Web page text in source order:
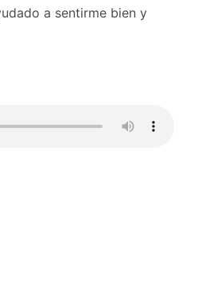
a sentirme bien y